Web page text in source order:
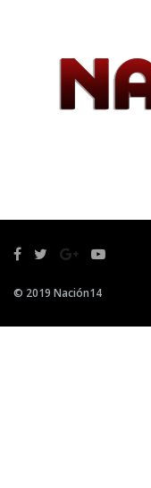
© 2019 Nación14